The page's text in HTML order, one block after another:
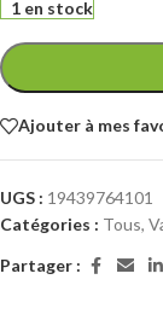
1 en stock
Ajouter à mes
UGS : 19439764101
Catégories : Tous,
Partager :